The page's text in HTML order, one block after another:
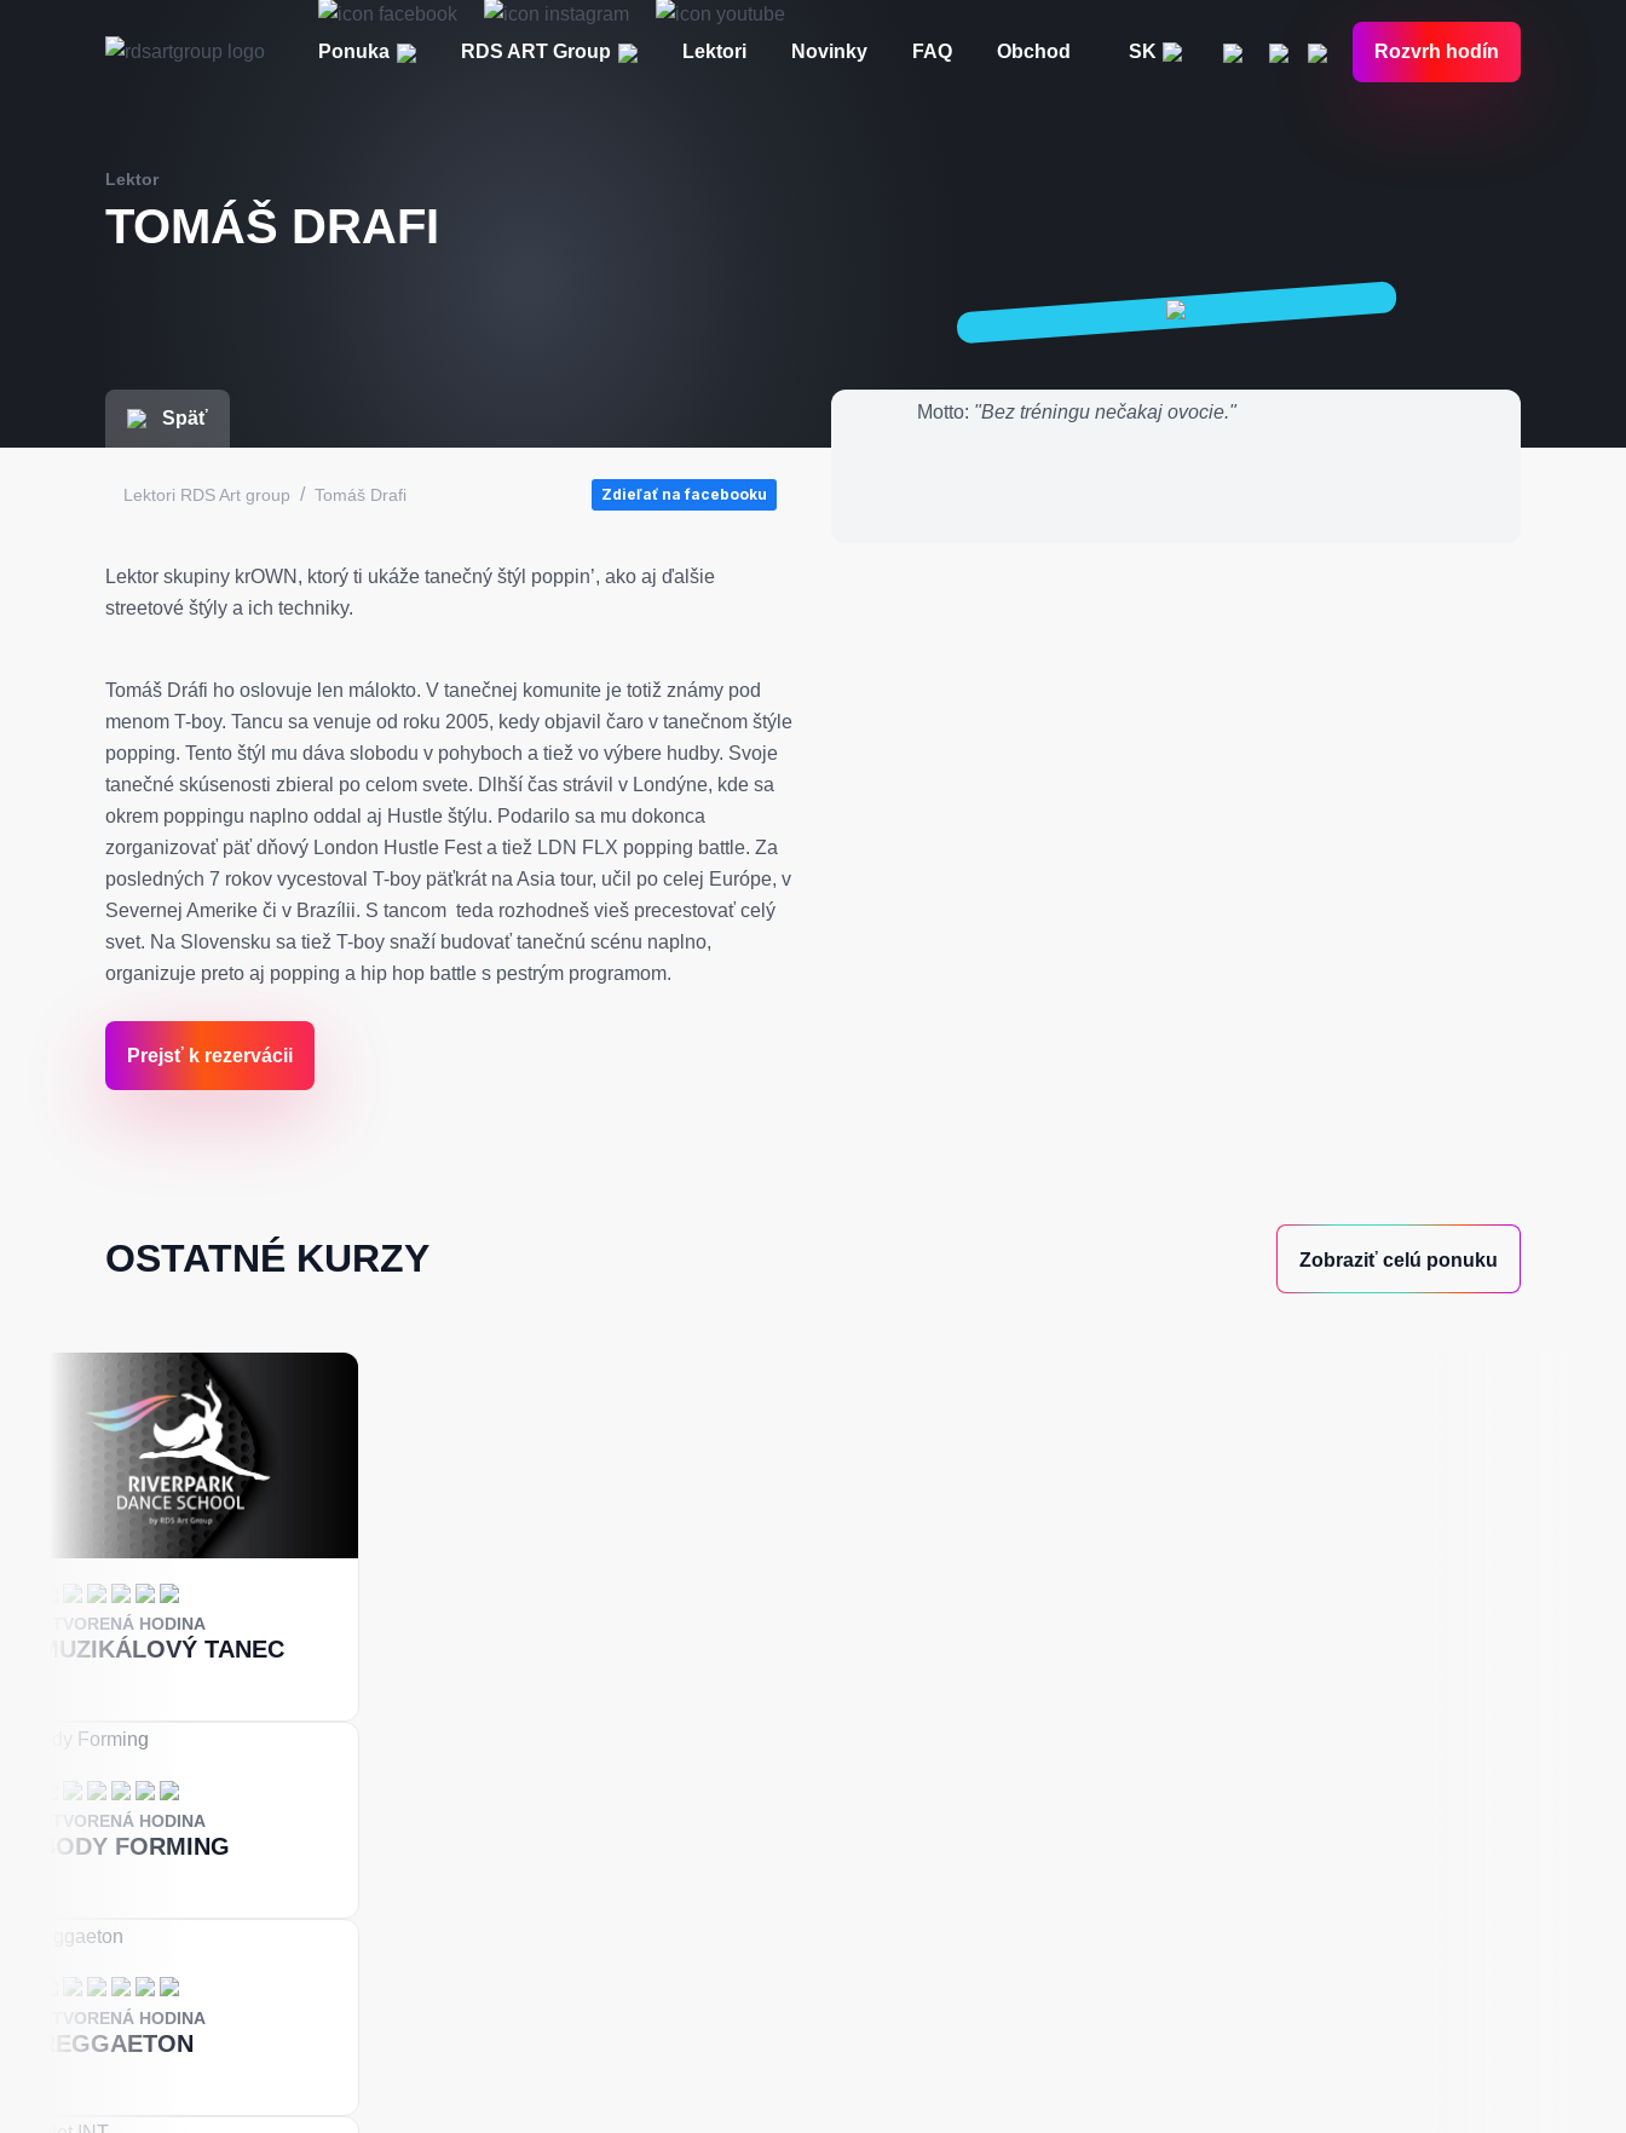
Ponuka RDS ART Group Lektori Novinky FAQ Obchod SK Rozvrh hodín
Lektor
TOMÁŠ DRAFI
Späť
Lektori RDS Art group / Tomáš Drafi Zdieľať na facebooku
Lektor skupiny krOWN, ktorý ti ukáže tanečný štýl poppin’, ako aj ďalšie
streetové štýly a ich techniky.
Tomáš Dráfi ho oslovuje len málokto. V tanečnej komunite je totiž známy pod
menom T-boy. Tancu sa venuje od roku 2005, kedy objavil čaro v tanečnom štýle
popping. Tento štýl mu dáva slobodu v pohyboch a tiež vo výbere hudby. Svoje
tanečné skúsenosti zbieral po celom svete. Dlhší čas strávil v Londýne, kde sa
okrem poppingu naplno oddal aj Hustle štýlu. Podarilo sa mu dokonca
zorganizovať päť dňový London Hustle Fest a tiež LDN FLX popping battle. Za
posledných 7 rokov vycestoval T-boy päťkrát na Asia tour, učil po celej Európe, v
Severnej Amerike či v Brazílii. S tancom teda rozhodneš vieš precestovať celý
svet. Na Slovensku sa tiež T-boy snaží budovať tanečnú scénu naplno,
organizuje preto aj popping a hip hop battle s pestrým programom.
Prejsť k rezervácii
Motto: "Bez tréningu nečakaj ovocie."
OSTATNÉ KURZY Zobraziť celú ponuku
OTVORENÁ HODINA
MUZIKÁLOVÝ TANEC
OTVORENÁ HODINA
BODY FORMING
OTVORENÁ HODINA
REGGAETON